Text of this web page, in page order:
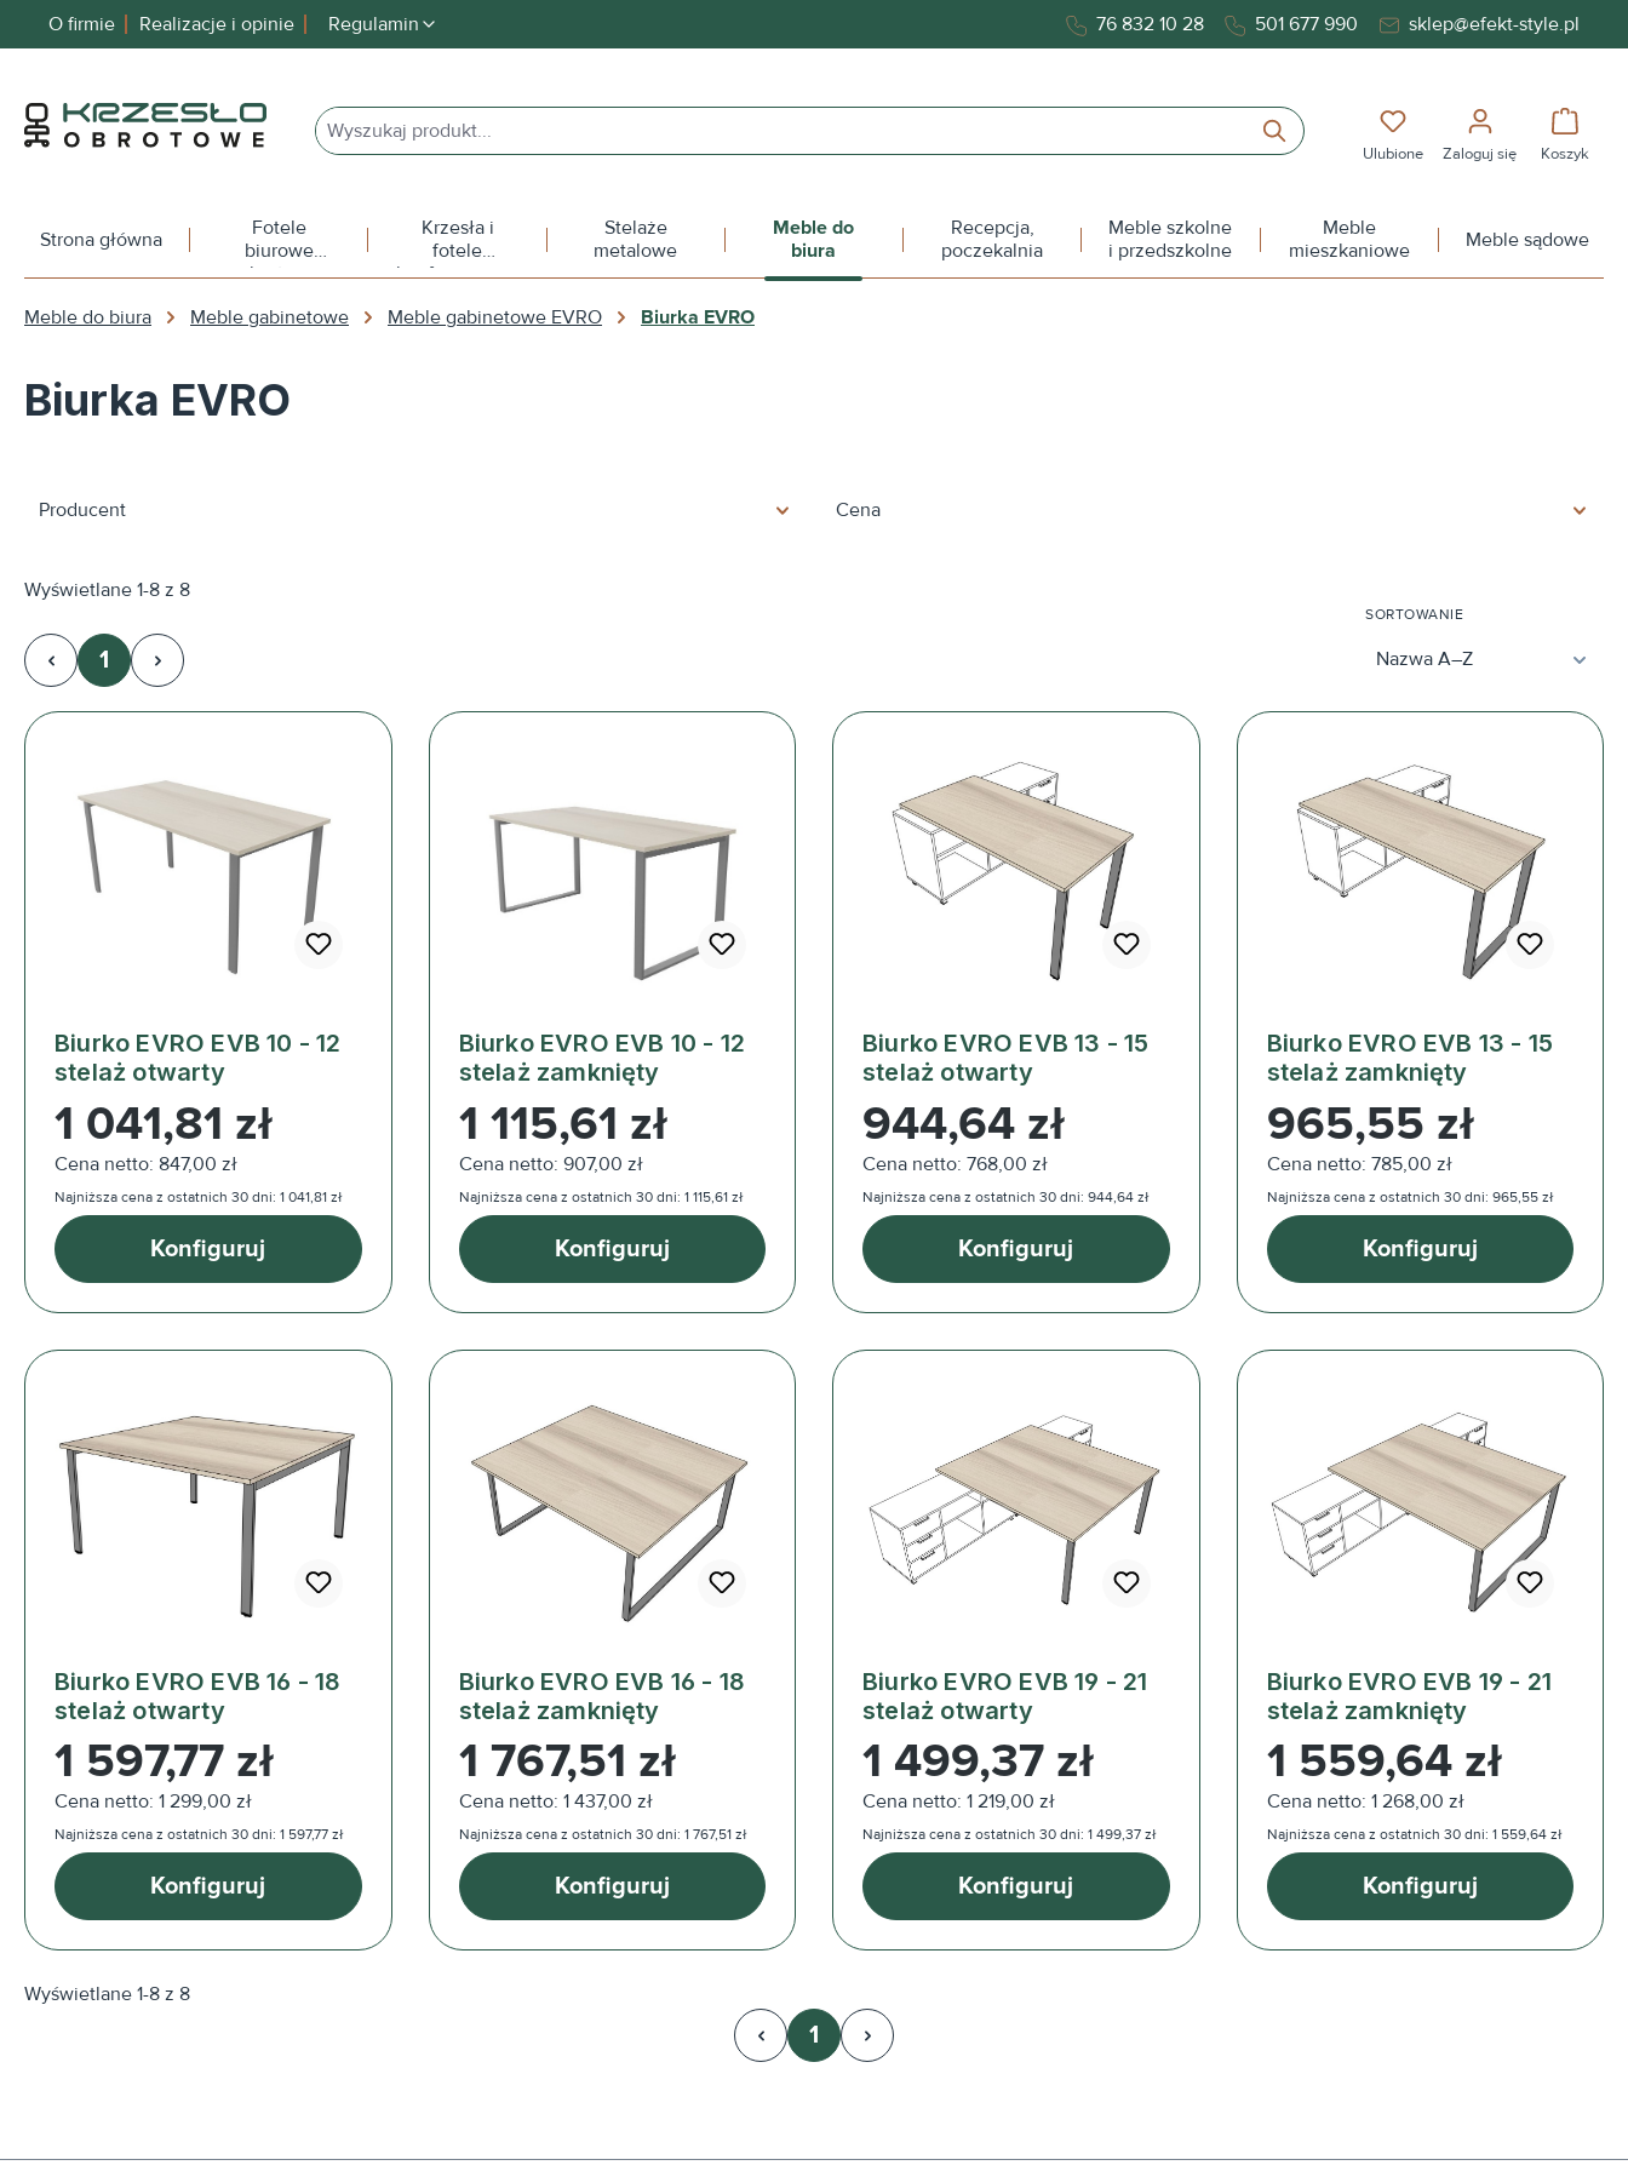
Przejdź do głównej nawigacji
O firmie Realizacje i opinie Regulamin 76 832 10 28 501 677 990 sklep@efekt-style.pl
Masz 0 przedmioty na
Ulubione Zaloguj się Koszyk
Strona główna
Fotele
biurowe
obrotowe
Krzesła i
fotele
konferencyjne
Stelaże
metalowe
Meble do
biura
Recepcja,
poczekalnia
Meble szkolne
i przedszkolne
Meble
mieszkaniowe
Meble sądowe
Meble do biura Meble gabinetowe Meble gabinetowe EVRO Biurka EVRO
Biurka EVRO
Producent Cena
Wyświetlane 1-8 z 8
Strona
1
SORTOWANIE
Biurko EVRO EVB 10 - 12
stelaż otwarty
Cena regularna:
1 041,81 zł
Cena netto: 847,00 zł
Najniższa cena z ostatnich 30 dni: 1 041,81 zł
Konfiguruj
Biurko EVRO EVB 10 - 12
stelaż zamknięty
Cena regularna:
1 115,61 zł
Cena netto: 907,00 zł
Najniższa cena z ostatnich 30 dni: 1 115,61 zł
Konfiguruj
Biurko EVRO EVB 13 - 15
stelaż otwarty
Cena regularna:
944,64 zł
Cena netto: 768,00 zł
Najniższa cena z ostatnich 30 dni: 944,64 zł
Konfiguruj
Biurko EVRO EVB 13 - 15
stelaż zamknięty
Cena regularna:
965,55 zł
Cena netto: 785,00 zł
Najniższa cena z ostatnich 30 dni: 965,55 zł
Konfiguruj
Biurko EVRO EVB 16 - 18
stelaż otwarty
Cena regularna:
1 597,77 zł
Cena netto: 1 299,00 zł
Najniższa cena z ostatnich 30 dni: 1 597,77 zł
Konfiguruj
Biurko EVRO EVB 16 - 18
stelaż zamknięty
Cena regularna:
1 767,51 zł
Cena netto: 1 437,00 zł
Najniższa cena z ostatnich 30 dni: 1 767,51 zł
Konfiguruj
Biurko EVRO EVB 19 - 21
stelaż otwarty
Cena regularna:
1 499,37 zł
Cena netto: 1 219,00 zł
Najniższa cena z ostatnich 30 dni: 1 499,37 zł
Konfiguruj
Biurko EVRO EVB 19 - 21
stelaż zamknięty
Cena regularna:
1 559,64 zł
Cena netto: 1 268,00 zł
Najniższa cena z ostatnich 30 dni: 1 559,64 zł
Konfiguruj
Wyświetlane 1-8 z 8
Strona
1